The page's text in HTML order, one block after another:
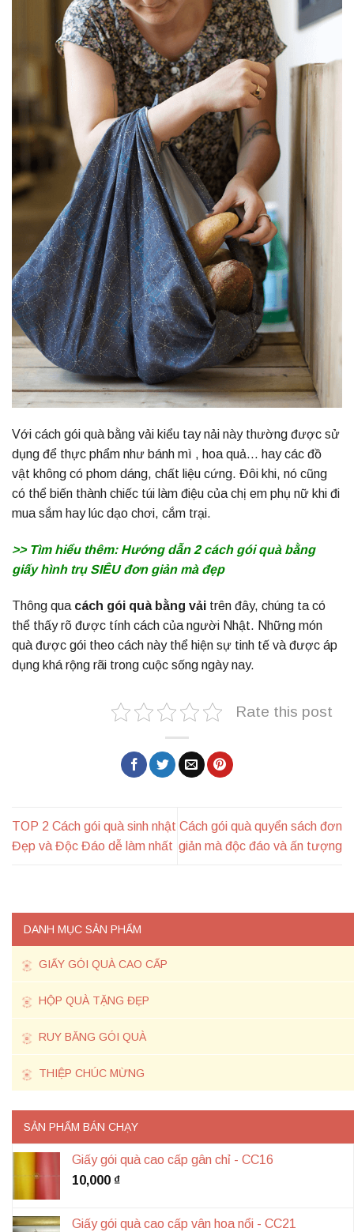
DANH MỤC SẢN PHẨM
GIẤY GÓI QUÀ CAO CẤP
HỘP QUÀ TẶNG ĐẸP
RUY BĂNG GÓI QUÀ
THIỆP CHÚC MỪNG
SẢN PHẨM BÁN CHẠY
Giấy gói quà cao cấp gân chỉ - CC16
10,000 ₫
Giấy gói quà cao cấp vân hoa nổi - CC21
Với cách gói quà bằng vải kiểu tay nải này thường được sử
dụng để thực phẩm như bánh mì , hoa quả… hay các đồ
vật không có phom dáng, chất liệu cứng. Đôi khi, nó cũng
có thể biến thành chiếc túi làm điệu của chị em phụ nữ khi đi
mua sắm hay lúc dạo chơi, cắm trại.
>> Tìm hiểu thêm: Hướng dẫn 2 cách gói quà bằng
giấy hình trụ SIÊU đơn giản mà đẹp
Thông qua cách gói quà bằng vải trên đây, chúng ta có
thể thấy rõ được tính cách của người Nhật. Những món
quà được gói theo cách này thể hiện sự tinh tế và được áp
dụng khá rộng rãi trong cuộc sống ngày nay.
Rate this post
TOP 2 Cách gói quà sinh nhật
Đẹp và Độc Đáo dễ làm nhất
Cách gói quà quyển sách đơn
giản mà độc đáo và ấn tượng